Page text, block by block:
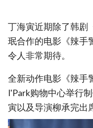
丁海寅近期除了韩剧
珉合作的电影《辣手
令人非常期待。
全新动作电影《辣手
I'Park购物中心举行
寅以及导演柳承完出